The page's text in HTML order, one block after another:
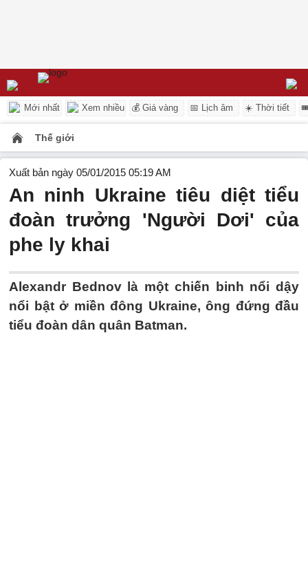
Mới nhất Xem nhiều 💰 Giá vàng 📅 Lịch âm ☀️ Thời tiết
Thế giới
Xuất bản ngày 05/01/2015 05:19 AM
An ninh Ukraine tiêu diệt tiểu
đoàn trưởng 'Người Dơi' của
phe ly khai
Alexandr Bednov là một chiến binh nổi dậy
nổi bật ở miền đông Ukraine, ông đứng đầu
tiểu đoàn dân quân Batman.